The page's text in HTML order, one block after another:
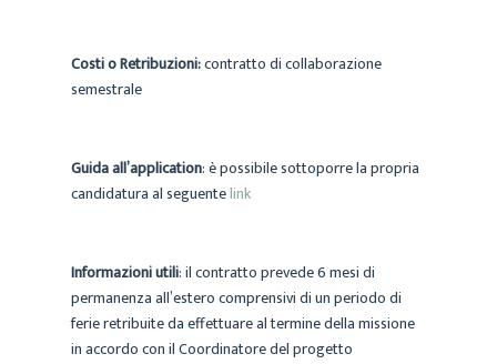
Costi o Retribuzioni:contratto di collaborazione
semestrale
Guida all’application: è possibile sottoporre la propria
candidatura al seguentelink
Informazioni utili: il contratto prevede 6 mesi di
permanenza all’estero comprensivi di un periodo di
ferie retribuite da effettuare al termine della missione
in accordo con il Coordinatore del progetto